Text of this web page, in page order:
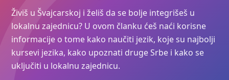
Živiš u Švajcarskoj i želiš da se bolje integrišeš u
lokalnu zajednicu? U ovom članku ćeš naći korisne
informacije o tome kako naučiti jezik, koje su najbolji
kursevi jezika, kako upoznati druge Srbe i kako se
uključiti u lokalnu zajednicu.